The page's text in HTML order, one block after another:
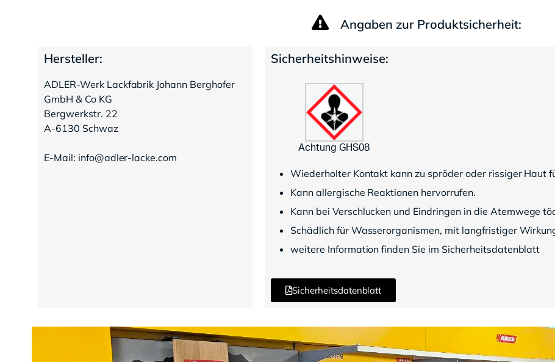
Angaben zur Produktsicherheit:
Hersteller:
ADLER-Werk Lackfabrik Johann Berghofer
GmbH & Co KG
Bergwerkstr. 22
A-6130 Schwaz
E-Mail: info@adler-lacke.com
Sicherheitshinweise:
Achtung GHS08
Wiederholter Kontakt kann zu spröder oder rissiger Haut
Kann allergische Reaktionen hervorrufen.
Kann bei Verschlucken und Eindringen in die Atemwege
Schädlich für Wasserorganismen, mit langfristiger
weitere Information finden Sie im Sicherheitsdatenblatt
Sicherheitsdatenblatt